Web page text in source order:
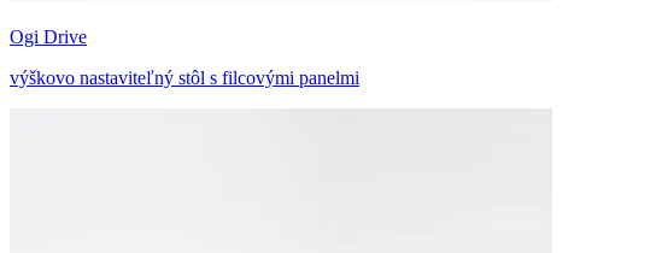
Ogi Drive
výškovo nastaviteľný stôl s filcovými panelmi